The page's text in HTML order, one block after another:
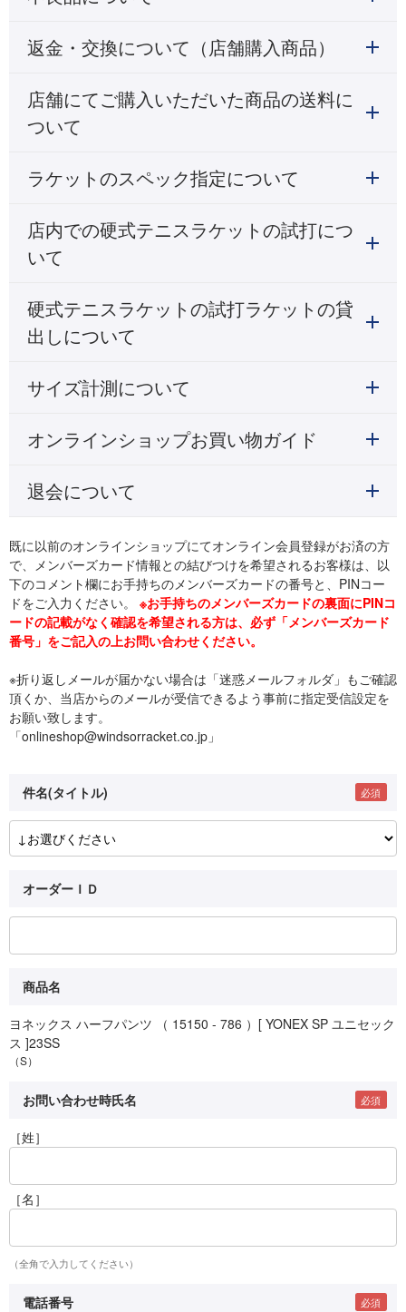
返金・交換について（店舗購入商品）
店舗にてご購入いただいた商品の送料に
ついて
ラケットのスペック指定について
店内での硬式テニスラケットの試打につ
いて
硬式テニスラケットの試打ラケットの貸
出しについて
サイズ計測について
オンラインショップお買い物ガイド
退会について
既に以前のオンラインショップにてオンライン会員登録がお済の方
で、メンバーズカード情報との結びつけを希望されるお客様は、以
下のコメント欄にお手持ちのメンバーズカードの番号と、PINコー
ドをご入力ください。 ※お手持ちのメンバーズカードの裏面にPINコ
ードの記載がなく確認を希望される方は、必ず「メンバーズカード
番号」をご記入の上お問い合わせください。
※折り返しメールが届かない場合は「迷惑メールフォルダ」もご確認
頂くか、当店からのメールが受信できるよう事前に指定受信設定を
お願い致します。
「onlineshop@windsorracket.co.jp」
件名(タイトル)
オーダーＩＤ
商品名
ヨネックス ハーフパンツ （ 15150 - 786 ）[ YONEX SP ユニセック
ス ]23SS
（S）
お問い合わせ時氏名
［姓］
［名］
（全角で入力してください）
電話番号